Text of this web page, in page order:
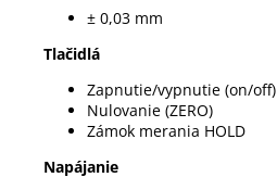
± 0,03 mm
Tlačidlá
Zapnutie/vypnutie (on/off)
Nulovanie (ZERO)
Zámok merania HOLD
Napájanie